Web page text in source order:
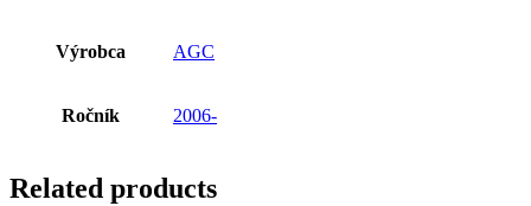
Výrobca AGC
Ročník 2006-
Related products